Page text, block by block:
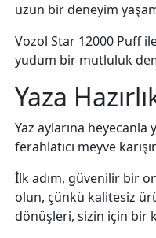
uzun bir deneyim
Vozol Star 12000 Puff
yudum bir mutluluk
Yaza
Yaz aylarına heyecanla
ferahlatıcı meyve
İlk adım, güvenilir bir
olun, çünkü kalitesiz
dönüşleri, sizin için bir